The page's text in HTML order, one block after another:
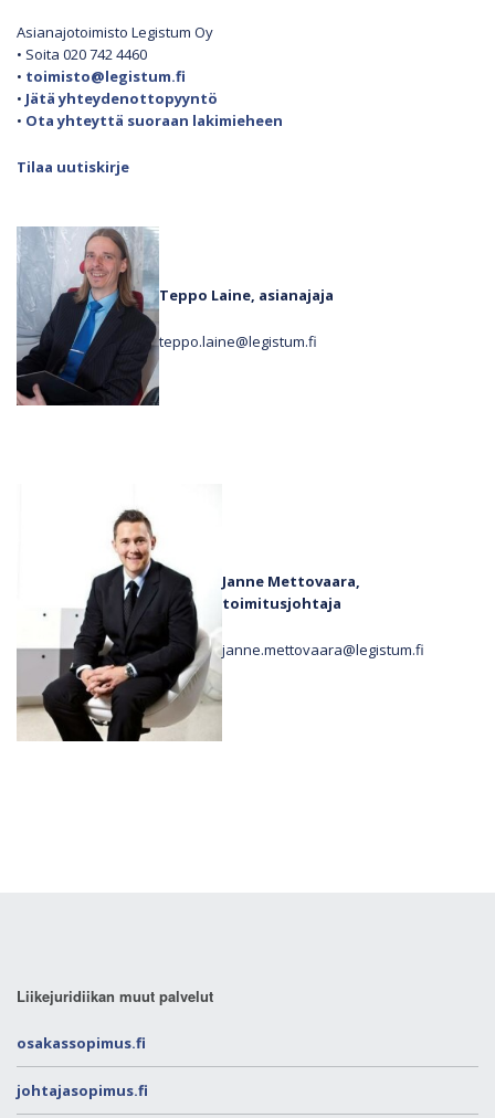
Asianajotoimisto Legistum Oy
• Soita 020 742 4460
• toimisto@legistum.fi
• Jätä yhteydenottopyyntö
• Ota yhteyttä suoraan lakimieheen
Tilaa uutiskirje
Teppo Laine, asianajaja
teppo.laine@legistum.fi
Janne Mettovaara,
toimitusjohtaja
janne.mettovaara@legistum.fi
Liikejuridiikan muut palvelut
osakassopimus.fi
johtajasopimus.fi